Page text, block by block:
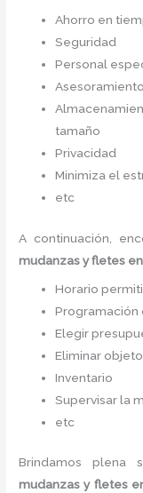
Ahorro en
Seguridad
Personal
Asesoramiento
tamaño
Privacidad
Minimiza el
etc
A continuación,
mudanzas y fletes
Horario
Programación
Elegir
Eliminar
Inventario
Supervisar la
etc
Brindamos plena
mudanzas y fletes